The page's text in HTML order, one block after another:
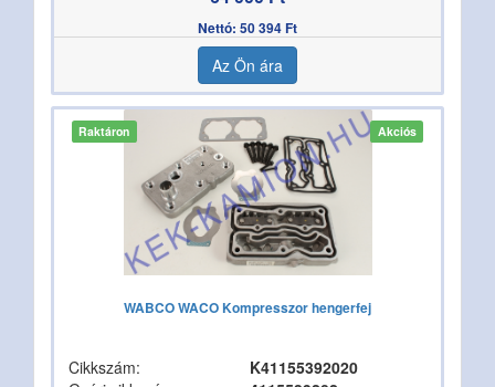
Nettó: 50 394 Ft
Az Ön ára
Raktáron Akciós
WABCO WACO Kompresszor hengerfej
Cikkszám:
K41155392020